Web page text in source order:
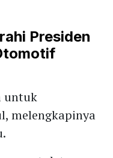
Presiden
untuk
melengkapinya